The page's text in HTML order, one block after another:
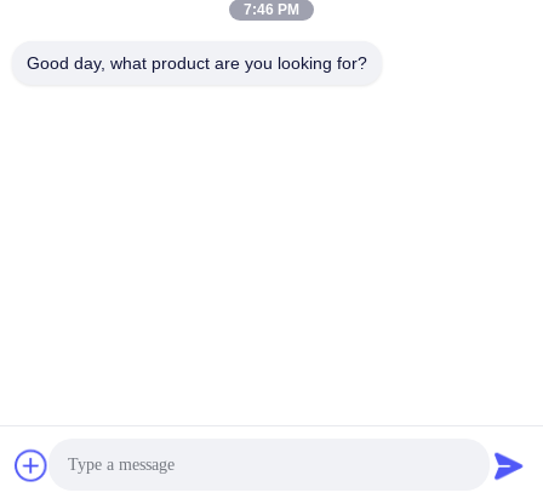
7:46 PM
Good day, what product are you looking for?